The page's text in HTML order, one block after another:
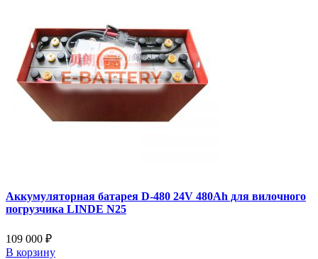
Аккумуляторная батарея D-480 24V 480Ah для вилочного
погрузчика LINDE N25
109 000 ₽
В корзину